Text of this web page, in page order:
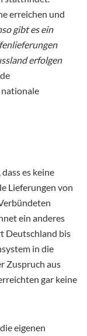
erreichen und
gibt es ein
erfolgen
nationale
es keine
Lieferungen von
ein anderes
Deutschland bis
in die
Zuspruch aus
gar keine
eigenen